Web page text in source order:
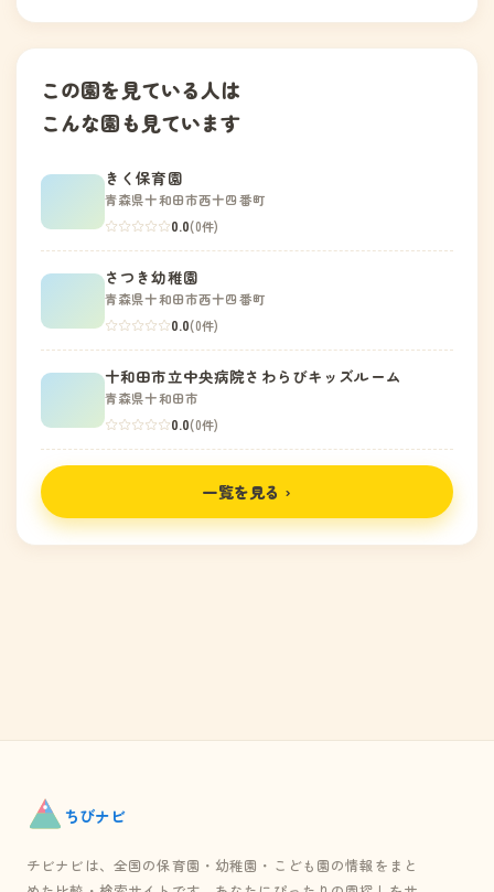
この園を見ている人は
こんな園も見ています
きく保育園
青森県十和田市西十四番町
0.0(0件)
さつき幼稚園
青森県十和田市西十四番町
0.0(0件)
十和田市立中央病院さわらびキッズルーム
青森県十和田市
0.0(0件)
一覧を見る ›
ちびナビ
チビナビは、全国の保育園・幼稚園・こども園の情報をまと